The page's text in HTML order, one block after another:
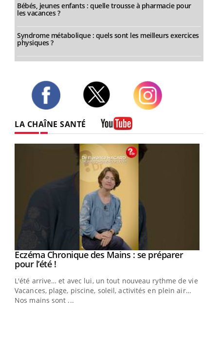
Bébés, jeunes enfants : quelle trousse à pharmacie pour
les vacances ?
Syndrome métabolique : quels sont les meilleurs exercices
physiques ?
LA CHAÎNE SANTÉ
Youtube
Eczéma Chronique des Mains : se préparer
pour l’été !Youtube
L'été arrive… et avec lui, un tout nouveau rythme de vie !
Vacances, plage, piscine, soleil, activités en plein air…
Nos mains sont ...